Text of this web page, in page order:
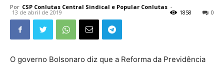
Por CSP Conlutas Central Sindical e Popular Conlutas -
13 de abril de 2019 0
1858
O governo Bolsonaro diz que a Reforma da Previdência